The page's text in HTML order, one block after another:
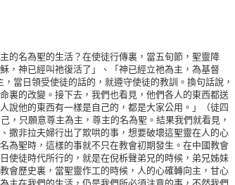
名為聖的生活？在使徒行傳裏，當五旬節，聖靈降
，神已經叫祂復活了」、「神已經立祂為主，為基督
當日領受使徒的話的，就遵守使徒的教訓。換句話說，
裏的改變。接下去，我們也看見，他們各人的東西都送
說他的東西有一樣是自己的，都是大家公用。」（徒四
，只願意尊主為主，尊主的名為聖。結果我們就看見，
撒非拉夫婦行出了欺哄的事，想要破壞這聖靈在人的心
為聖時，這樣的事就不只在教會初期發生。在中國教會
使徒時代所行的，就是在倪柝聲弟兄的時候，弟兄姊妹
會歷史裏，當聖靈作工的時候，人的心確轉向主，甘心